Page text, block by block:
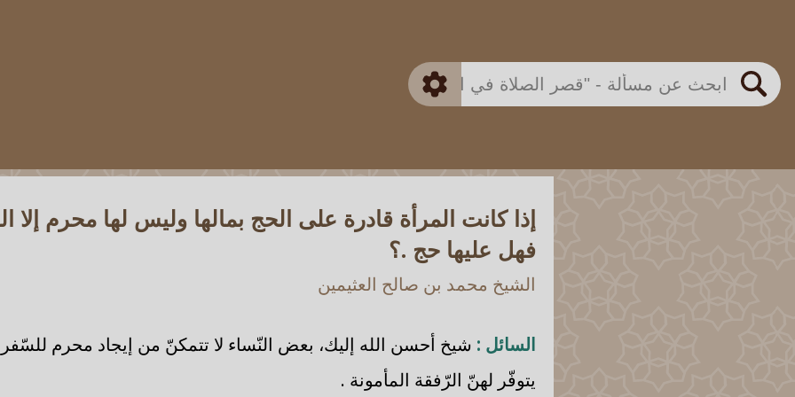
بحث
اللجنة الدائمة
متقدم
إذا كانت المرأة قادرة على الحج بمالها وليس لها محرم إلا
فهل عليها حج .؟
الشيخ محمد بن صالح العثيمين
السائل : شيخ أحسن الله إليك، بعض النّساء لا تتمكنّ من إيجاد محرم
يتوفّر لهنّ الرّفقة المأمونة .